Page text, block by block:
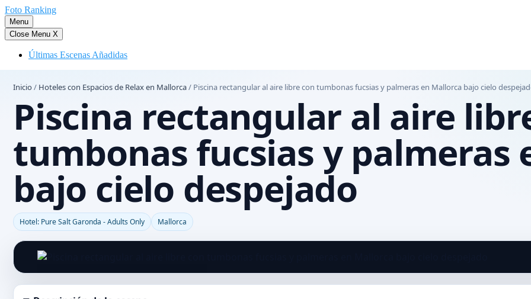
Saltar
al
contenido
Foto Ranking
Menu
Close Menu X
Últimas Escenas Añadidas
Inicio / Hoteles con Espacios de Relax en Mallorca/ Piscina rectangular al aire libre con tumbonas fucsias y palmeras en Mallorca bajo cielo
Piscina rectangular al aire
tumbonas fucsias y palmeras
bajo cielo despejado
Hotel: Pure Salt Garonda - Adults Only Mallorca